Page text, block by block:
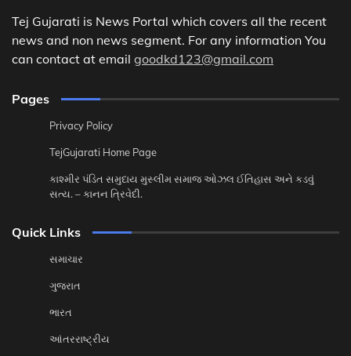
Tej Gujarati is News Portal which covers all the recent
news and non news segment. For any information You
can contact at email goodkd123@gmail.com
Pages
Privacy Policy
TejGujarati Home Page
કાશ્મીર પંડિત સમુદાય મુસ્લીમ સમાજ ઓઝલ ઈતિહાસ અને કડવું
સત્ય. – કાનન ત્રિવેદી.
Quick Links
સમાચાર
ગુજરાત
ભારત
આંતરરાષ્ટ્રીય